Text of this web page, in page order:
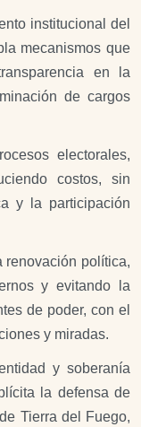
institucional del
mecanismos que
en la
de cargos
electorales,
costos, sin
y la participación
renovación política,
y evitando la
de poder, con el
y miradas.
y soberanía
la defensa de
Tierra del Fuego,